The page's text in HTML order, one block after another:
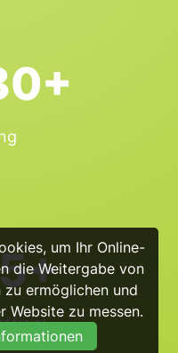
um Ihr Online-
die Weitergabe von
zu ermöglichen und
Website zu messen.